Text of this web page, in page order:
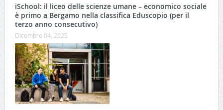
iSchool: il liceo delle scienze umane – economico sociale
è primo a Bergamo nella classifica Eduscopio (per il
terzo anno consecutivo)
Dicembre 04, 2025